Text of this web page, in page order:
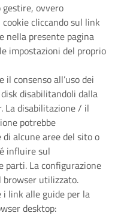
gestire, ovvero
cliccando sul link
nella presente pagina
impostazioni del proprio
il consenso all’uso dei
disabilitandoli dalla
La disabilitazione / il
potrebbe
alcune aree del sito o
influire sul
parti. La configurazione
browser utilizzato.
link alle guide per la
desktop: